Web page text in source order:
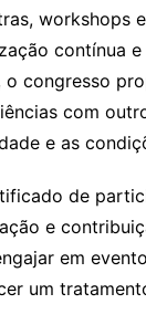
workshops
contínua
o congresso
com
e as
de
e
em
um